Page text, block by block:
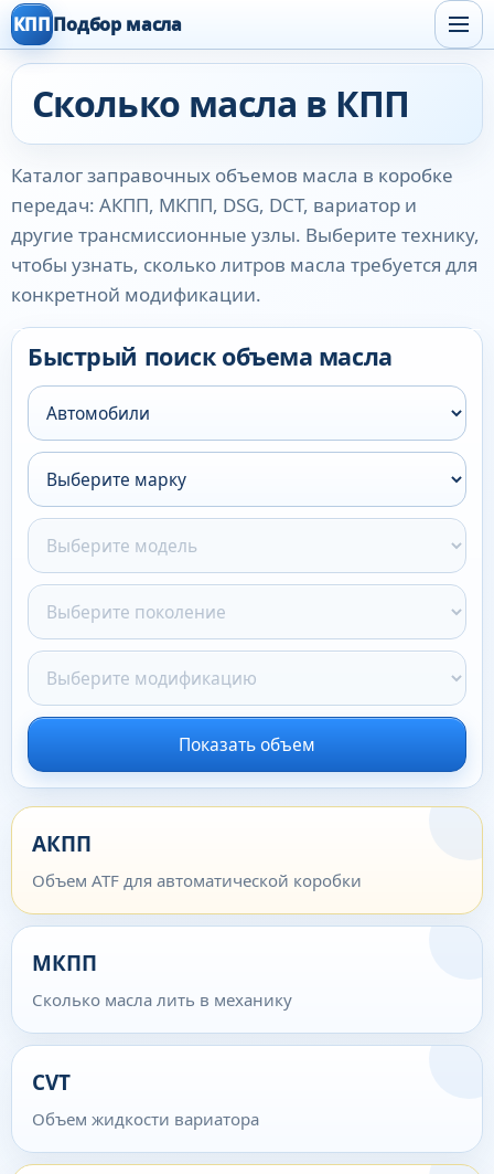
КПППодбор масла
Сколько масла в КПП
Каталог заправочных объемов масла в коробке
передач: АКПП, МКПП, DSG, DCT, вариатор и
другие трансмиссионные узлы. Выберите технику,
чтобы узнать, сколько литров масла требуется для
конкретной модификации.
Быстрый поиск объема масла
Показать объем
АКПП
Объем ATF для автоматической коробки
МКПП
Сколько масла лить в механику
CVT
Объем жидкости вариатора